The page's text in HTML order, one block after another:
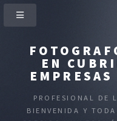
EN
PROFESIONAL DE
BIENVENIDA Y